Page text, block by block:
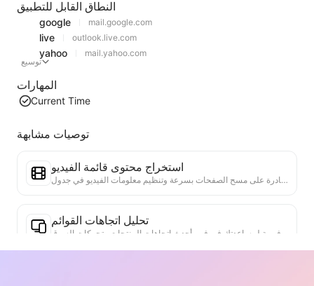
النطاق القابل للتطبيق
google mail.google.com
live outlook.live.com
yahoo
mail.yahoo.com
توسيع
المهارات
Current Time
توصيات مشابهة
استخراج محتوى قائمة الفيديو
أداة فعالة لاستخراج محتوى الفيديو من صفحات الويب، قادرة على مسح الصفحات بسرعة وتنظيم معلومات الفيديو في جدول Markdown منظم.
تحليل اتجاهات القوائم